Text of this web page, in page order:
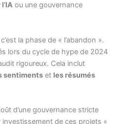
ou une gouvernance
la phase de « l’abandon ».
lors du cycle de hype de 2024
rigoureux. Cela inclut
sentiments et les résumés
d’une gouvernance stricte
de ces projets «